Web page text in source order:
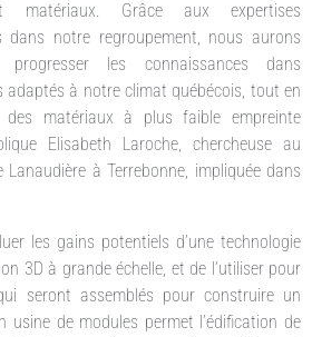
matériaux. Grâce aux expertises
dans notre regroupement, nous aurons
les connaissances dans
adaptés à notre climat québécois, tout en
matériaux à plus faible empreinte
Elisabeth Laroche, chercheuse au
Lanaudière à Terrebonne, impliquée dans
les gains potentiels d’une technologie
3D à grande échelle, et de l’utiliser pour
seront assemblés pour construire un
usine de modules permet l’édification de